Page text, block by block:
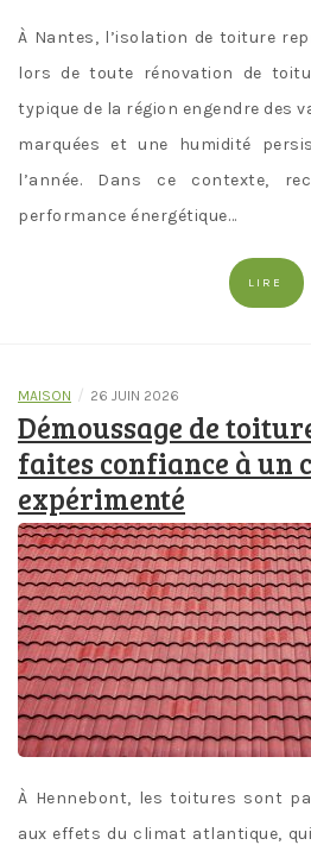
À Nantes, l’isolation de toiture
lors de toute rénovation de
typique de la région engendre des
marquées et une humidité
l’année. Dans ce contexte,
performance énergétique…
LIRE
MAISON / 26 JUIN 2026
Démoussage de
faites confiance à un
expérimenté
À Hennebont, les toitures sont
aux effets du climat atlantique,